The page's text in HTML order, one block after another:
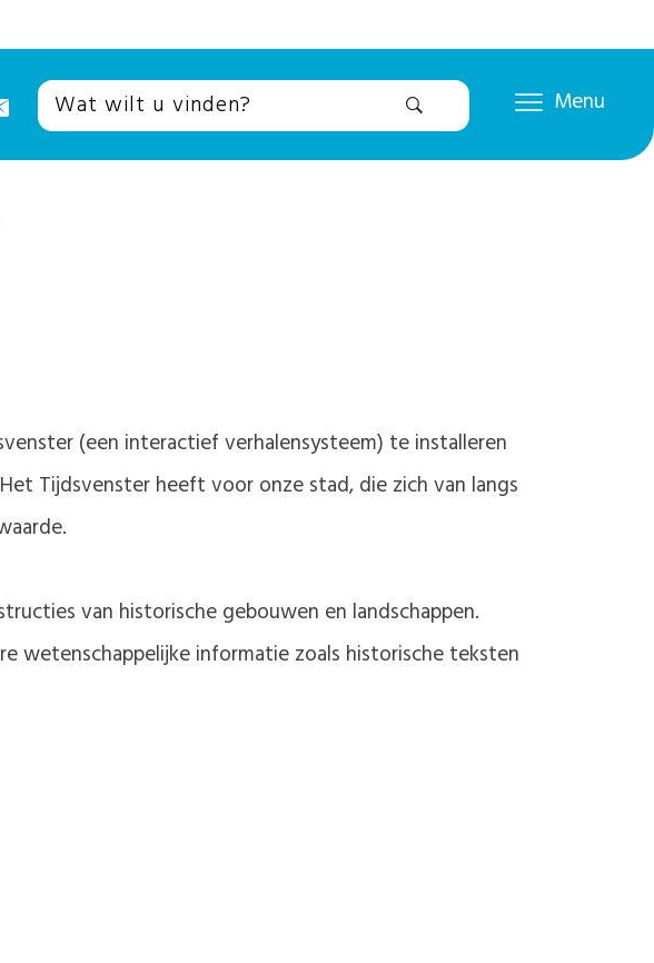
Menu
(een interactief verhalensysteem) te installeren
Tijdsvenster heeft voor onze stad, die zich van langs
van historische gebouwen en landschappen.
wetenschappelijke informatie zoals historische teksten